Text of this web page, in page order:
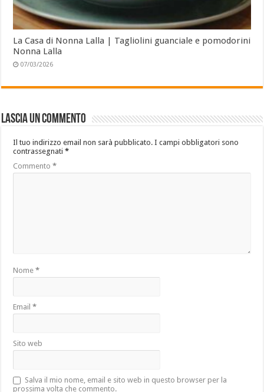
La Casa di Nonna Lalla | Tagliolini guanciale e pomodorini
Nonna Lalla
07/03/2026
Lascia un commento
Il tuo indirizzo email non sarà pubblicato. I campi obbligatori sono
contrassegnati*
Commento*
Nome*
Email*
Sito web
Salva il mio nome, email e sito web in questo browser per la
prossima volta che commento.